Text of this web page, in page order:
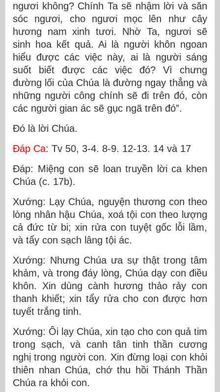
ngươi không? Chính Ta sẽ nhậm lời và săn
sóc ngươi, cho ngươi mọc lên như cây
hương nam xinh tươi. Nhờ Ta, ngươi sẽ
sinh hoa kết quả. Ai là người khôn ngoan
hiểu được các việc này, ai là người sáng
suốt biết được các việc đó? Vì chưng
đường lối của Chúa là đường ngay thẳng và
những người công chính sẽ đi trên đó, còn
các người gian ác sẽ gục ngã trên đó”.
Ðó là lời Chúa.
Ðáp Ca: Tv 50, 3-4. 8-9. 12-13. 14 và 17
Ðáp: Miệng con sẽ loan truyền lời ca khen
Chúa (c. 17b).
Xướng: Lạy Chúa, nguyện thương con theo
lòng nhân hậu Chúa, xoá tội con theo lượng
cả đức từ bi; xin rửa con tuyệt gốc lỗi lầm,
và tẩy con sạch lâng tội ác.
Xướng: Nhưng Chúa ưa sự thật trong tâm
khảm, và trong đáy lòng, Chúa dạy con điều
khôn. Xin dùng cành hương thảo rảy con
thanh khiết; xin tẩy rửa cho con được hơn
tuyết trắng tinh.
Xướng: Ôi lạy Chúa, xin tạo cho con quả tim
trong sạch, và canh tân tinh thần cương
nghị trong người con. Xin đừng loại con khỏi
thiên nhan Chúa, chớ thu hồi Thánh Thần
Chúa ra khỏi con.